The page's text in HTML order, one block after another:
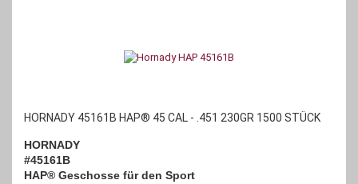
HORNADY 45161B HAP® 45 CAL - .451 230GR 1500 STÜCK
HORNADY
#45161B
HAP® Geschosse für den Sport